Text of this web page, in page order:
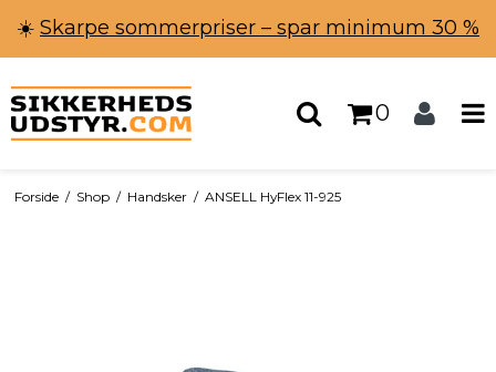
☀️ Skarpe sommerpriser – spar minimum 30 %
0
Forside / Shop / Handsker / ANSELL HyFlex 11-925